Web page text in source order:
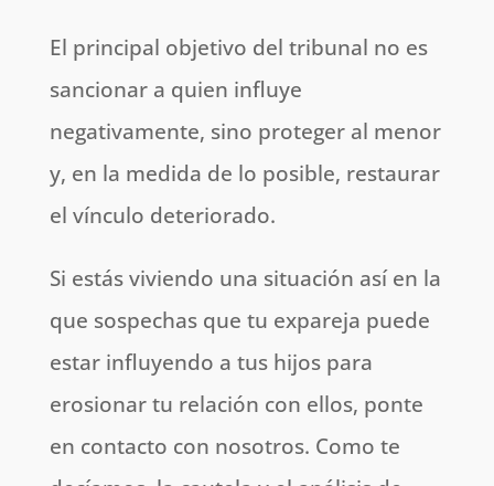
El principal objetivo del tribunal no es
sancionar a quien influye
negativamente, sino proteger al menor
y, en la medida de lo posible, restaurar
el vínculo deteriorado.
Si estás viviendo una situación así en la
que sospechas que tu expareja puede
estar influyendo a tus hijos para
erosionar tu relación con ellos, ponte
en contacto con nosotros. Como te